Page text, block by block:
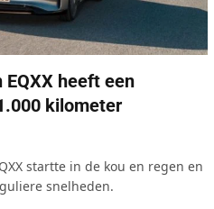
heeft een
kilometer
startte in de kou en regen en
snelheden.